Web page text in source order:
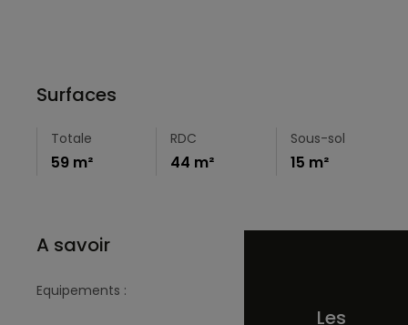
Surfaces
Totale
59 m²
RDC
44 m²
Sous-sol
15 m²
Les
A savoir
Equipements :